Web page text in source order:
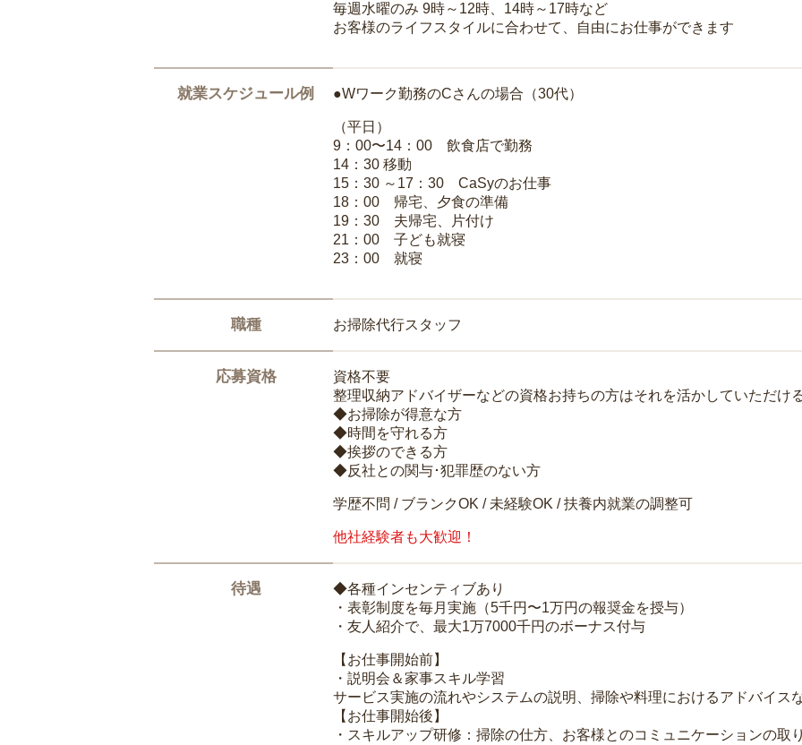
毎週水曜のみ 9時～12時、14時～17時など
お客様のライフスタイルに合わせて、自由にお仕事ができます
就業スケジュール例 ●Wワーク勤務のCさんの場合（30代）
（平日）
9：00〜14：00 飲食店で勤務
14：30 移動
15：30 ～17：30 CaSyのお仕事
18：00 帰宅、夕食の準備
19：30 夫帰宅、片付け
21：00 子ども就寝
23：00 就寝
職種 お掃除代行スタッフ
応募資格
資格不要
整理収納アドバイザーなどの資格お持ちの方はそれを活かしていただけ
◆お掃除が得意な方
◆時間を守れる方
◆挨拶のできる方
◆反社との関与･犯罪歴のない方
学歴不問 / ブランクOK / 未経験OK / 扶養内就業の調整可
他社経験者も大歓迎！
待遇
◆各種インセンティブあり
・表彰制度を毎月実施（5千円〜1万円の報奨金を授与）
・友人紹介で、最大1万7000千円のボーナス付与
【お仕事開始前】
・説明会＆家事スキル学習
サービス実施の流れやシステムの説明、掃除や料理におけるアドバイス
【お仕事開始後】
・スキルアップ研修：掃除の仕方、お客様とのコミュニケーションの